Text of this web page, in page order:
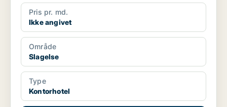
Pris pr. md.
Ikke angivet
Område
Slagelse
Type
Kontorhotel